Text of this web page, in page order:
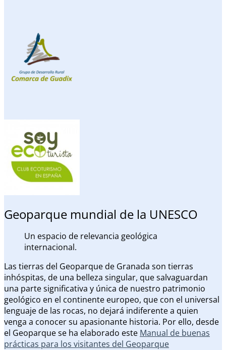
Geoparque mundial de la UNESCO
Un espacio de relevancia geológica
internacional.
Las tierras del Geoparque de Granada son tierras
inhóspitas, de una belleza singular, que salvaguardan
una parte significativa y única de nuestro patrimonio
geológico en el continente europeo, que con el universal
lenguaje de las rocas, no dejará indiferente a quien
venga a conocer su apasionante historia. Por ello, desde
el Geoparque se ha elaborado este Manual de buenas
prácticas para los visitantes del Geoparque